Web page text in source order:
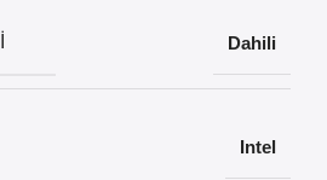
Dahili
Intel